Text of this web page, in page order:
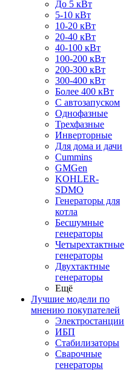
До 5 кВт
5-10 кВт
10-20 кВт
20-40 кВт
40-100 кВт
100-200 кВт
200-300 кВт
300-400 кВт
Более 400 кВт
С автозапуском
Однофазные
Трехфазные
Инверторные
Для дома и дачи
Cummins
GMGen
KOHLER-
SDMO
Генераторы для
котла
Бесшумные
генераторы
Четырехтактные
генераторы
Двухтактные
генераторы
Ещё
Лучшие модели по
мнению покупателей
Электростанции
ИБП
Стабилизаторы
Сварочные
генераторы